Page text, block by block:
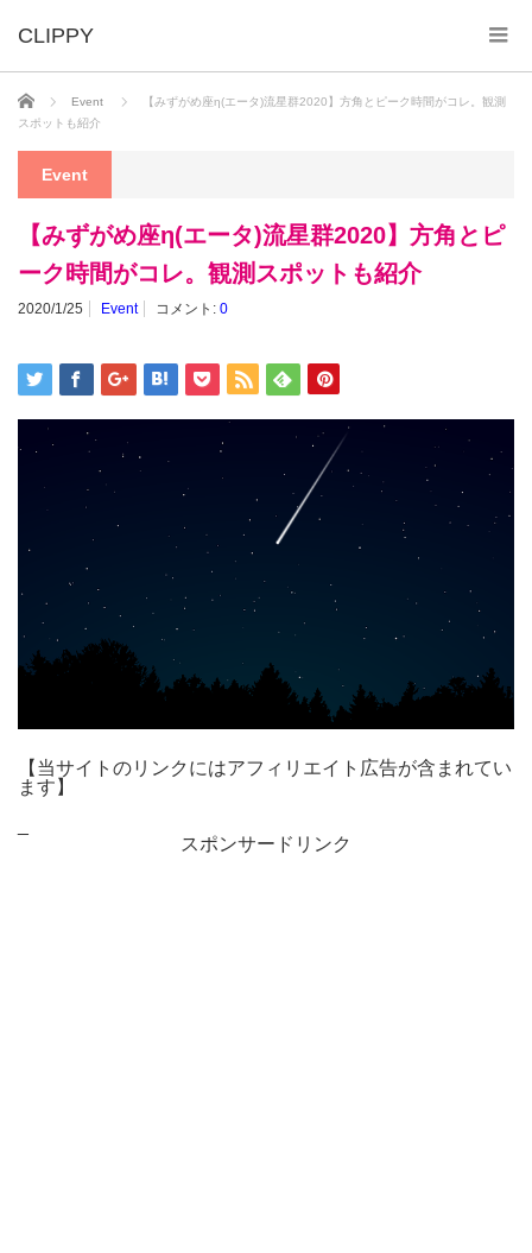
ホーム Event
【みずがめ座η(エータ)流星群2020】方角とピーク時間がコレ。観測
スポットも紹介
Event
【みずがめ座η(エータ)流星群2020】方角とピ
ーク時間がコレ。観測スポットも紹介
2020/1/25 Event コメント: 0
【当サイトのリンクにはアフィリエイト広告が含まれてい
ます】
スポンサードリンク